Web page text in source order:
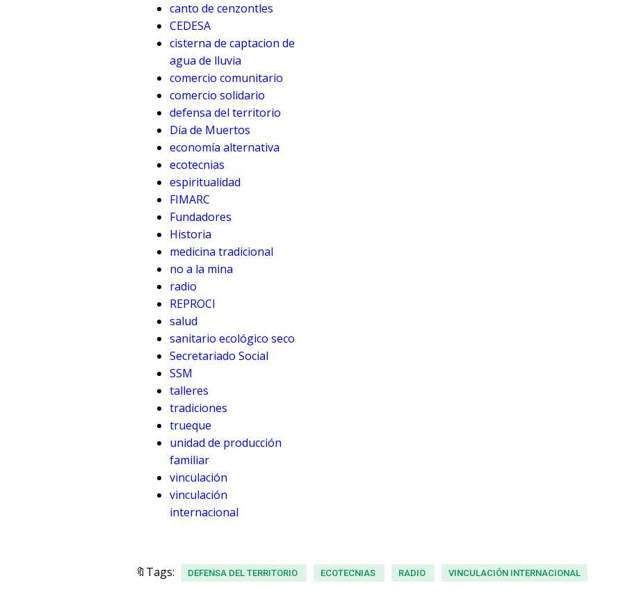
canto de cenzontles
CEDESA
cisterna de captacion de
agua de lluvia
comercio comunitario
comercio solidario
defensa del territorio
Día de Muertos
economía alternativa
ecotecnias
espiritualidad
FIMARC
Fundadores
Historia
medicina tradicional
no a la mina
radio
REPROCI
salud
sanitario ecológico seco
Secretariado Social
SSM
talleres
tradiciones
trueque
unidad de producción
familiar
vinculación
vinculación
internacional
🔖Tags: DEFENSA DEL TERRITORIO ECOTECNIAS RADIO VINCULACIÓN INTERNACIONAL